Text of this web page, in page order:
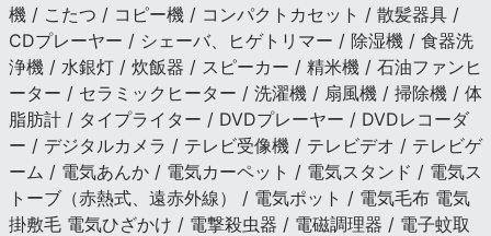
機 / こたつ / コピー機 / コンパクトカセット / 散髪器具 /
CDプレーヤー / シェーバ、ヒゲトリマー / 除湿機 / 食器洗
浄機 / 水銀灯 / 炊飯器 / スピーカー / 精米機 / 石油ファンヒ
ーター / セラミックヒーター / 洗濯機 / 扇風機 / 掃除機 / 体
脂肪計 / タイプライター / DVDプレーヤー / DVDレコーダ
ー / デジタルカメラ / テレビ受像機 / テレビデオ / テレビゲ
ーム / 電気あんか / 電気カーペット / 電気スタンド / 電気ス
トーブ（赤熱式、遠赤外線） / 電気ポット / 電気毛布 電気
掛敷毛 電気ひざかけ / 電撃殺虫器 / 電磁調理器 / 電子蚊取